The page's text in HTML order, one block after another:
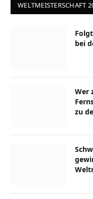
WELTMEISTERSCHAFT
bei
Wer
zu